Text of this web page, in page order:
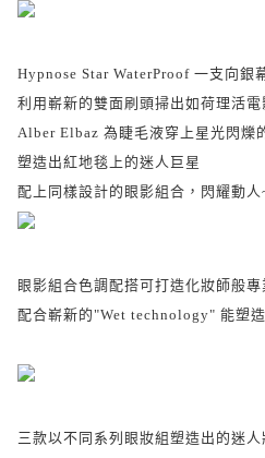
Hypnose Star WaterProof 一支向銀
利用嶄新的雙面刷頭掃出如荷理活
Alber Elbaz 為睫毛液穿上星光閃爍
塑造出紅地毯上的迷人巨星
配上同樣設計的眼影組合，閃耀動人
眼影組合色調配搭可打造化妝師般
配合嶄新的"Wet technology" 能塑
三款以不同系列眼妝組塑造出的迷人